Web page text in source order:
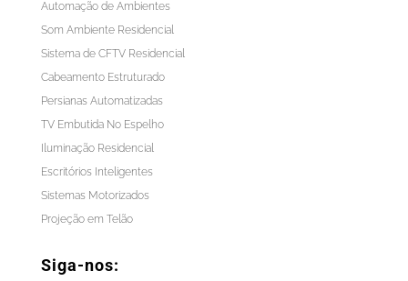
Automação de Ambientes
Som Ambiente Residencial
Sistema de CFTV Residencial
Cabeamento Estruturado
Persianas Automatizadas
TV Embutida No Espelho
Iluminação Residencial
Escritórios Inteligentes
Sistemas Motorizados
Projeção em Telão
Siga-nos: